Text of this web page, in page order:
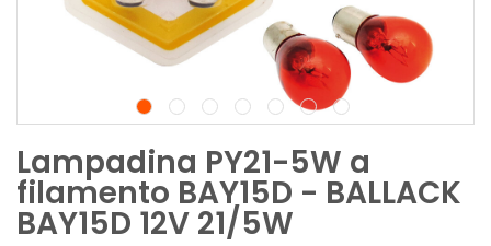
Lampadina PY21-5W a
filamento BAY15D - BALLACK
BAY15D 12V 21/5W